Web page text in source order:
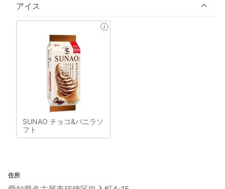
アイス
SUNAO チョコ&バニラソ
フト
住所